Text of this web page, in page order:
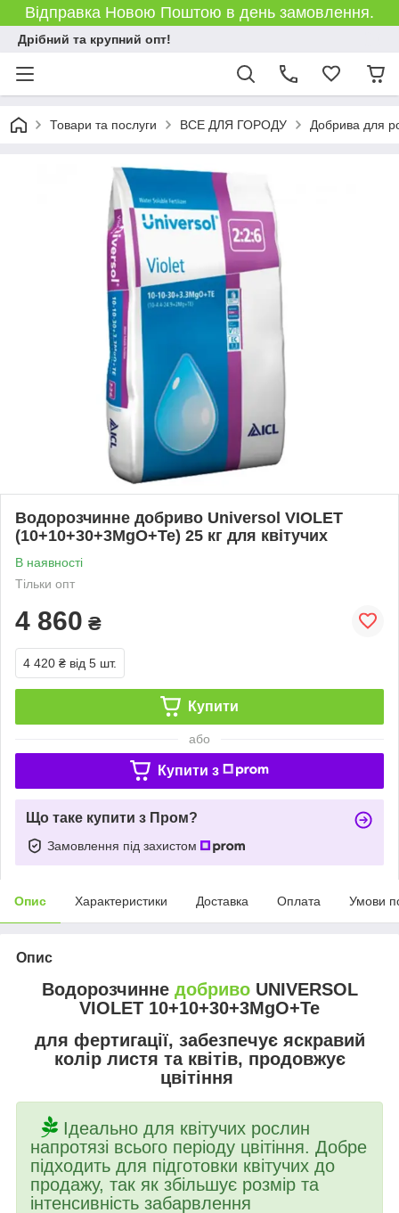
Відправка Новою Поштою в день замовлення.
Дрібний та крупний опт!
Товари та послуги ВСЕ ДЛЯ ГОРОДУ Добрива для
Водорозчинне добриво Universol VIOLET
(10+10+30+3MgO+Te) 25 кг для квітучих
В наявності
Тільки опт
4 860 ₴
4 420 ₴ від 5 шт.
Купити
або
Купити з
Що таке купити з Пром?
Замовлення під захистом
Опис Характеристики Доставка Оплата Умови
Опис
Водорозчинне добривоUNIVERSOL
VIOLET 10+10+30+3MgO+Te
для фертигації, забезпечує яскравий
колір листя та квітів, продовжує
цвітіння
Ідеально для квітучих рослин
напротязі всього періоду цвітіння. Добре
підходить для підготовки квітучих до
продажу, так як збільшує розмір та
інтенсивність забарвлення